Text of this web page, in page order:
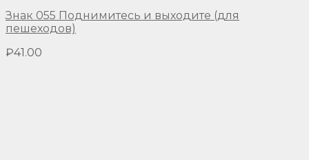
Знак 055 Поднимитесь и выходите (для
пешеходов)
₽41.00